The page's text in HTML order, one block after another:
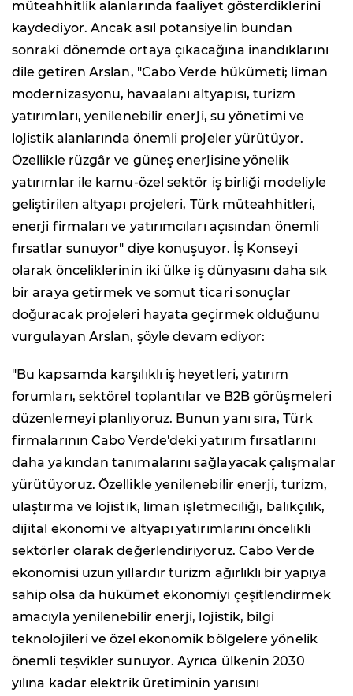
müteahhitlik alanlarında faaliyet gösterdiklerini
kaydediyor. Ancak asıl potansiyelin bundan
sonraki dönemde ortaya çıkacağına inandıklarını
dile getiren Arslan, "Cabo Verde hükümeti; liman
modernizasyonu, havaalanı altyapısı, turizm
yatırımları, yenilenebilir enerji, su yönetimi ve
lojistik alanlarında önemli projeler yürütüyor.
Özellikle rüzgâr ve güneş enerjisine yönelik
yatırımlar ile kamu-özel sektör iş birliği modeliyle
geliştirilen altyapı projeleri, Türk müteahhitleri,
enerji firmaları ve yatırımcıları açısından önemli
fırsatlar sunuyor" diye konuşuyor. İş Konseyi
olarak önceliklerinin iki ülke iş dünyasını daha sık
bir araya getirmek ve somut ticari sonuçlar
doğuracak projeleri hayata geçirmek olduğunu
vurgulayan Arslan, şöyle devam ediyor:
"Bu kapsamda karşılıklı iş heyetleri, yatırım
forumları, sektörel toplantılar ve B2B görüşmeleri
düzenlemeyi planlıyoruz. Bunun yanı sıra, Türk
firmalarının Cabo Verde'deki yatırım fırsatlarını
daha yakından tanımalarını sağlayacak çalışmalar
yürütüyoruz. Özellikle yenilenebilir enerji, turizm,
ulaştırma ve lojistik, liman işletmeciliği, balıkçılık,
dijital ekonomi ve altyapı yatırımlarını öncelikli
sektörler olarak değerlendiriyoruz. Cabo Verde
ekonomisi uzun yıllardır turizm ağırlıklı bir yapıya
sahip olsa da hükümet ekonomiyi çeşitlendirmek
amacıyla yenilenebilir enerji, lojistik, bilgi
teknolojileri ve özel ekonomik bölgelere yönelik
önemli teşvikler sunuyor. Ayrıca ülkenin 2030
yılına kadar elektrik üretiminin yarısını